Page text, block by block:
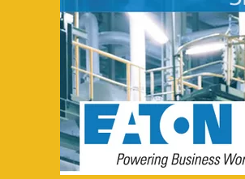
Voir plus...